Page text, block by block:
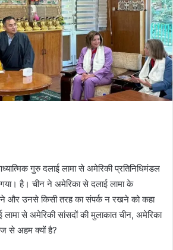
गुरु दलाई लामा से अमेरिकी प्रतिनिधिमंडल
है। चीन ने अमेरिका से दलाई लामा के
और उनसे किसी तरह का संपर्क न रखने को कहा
से अमेरिकी सांसदों की मुलाकात चीन, अमेरिका
से अहम क्यों है?